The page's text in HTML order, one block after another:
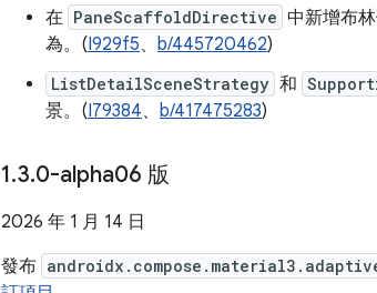
在 PaneScaffoldDirective 中新增布
為。(I929f5、 b/445720462)
ListDetailSceneStrategy 和
景。(I79384、 b/417475283)
1.3.0-alpha06 版
2026 年 1 月 14 日
發布